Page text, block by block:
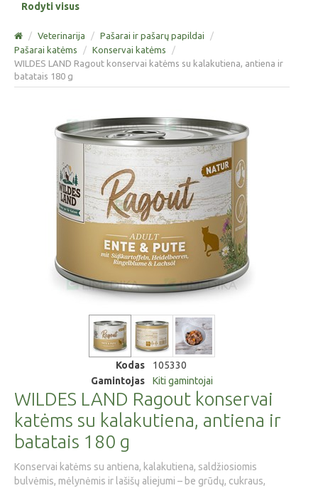
Rodyti visus
/ Veterinarija / Pašarai ir pašarų papildai
/
Pašarai katėms
/ Konservai katėms
/
WILDES LAND Ragout konservai katėms su kalakutiena, antiena ir
batatais 180 g
Kodas
105330
Gamintojas
Kiti gamintojai
WILDES LAND Ragout konservai
katėms su kalakutiena, antiena ir
batatais 180 g
Konservai katėms su antiena, kalakutiena, saldžiosiomis
bulvėmis, mėlynėmis ir lašišų aliejumi – be grūdų, cukraus,